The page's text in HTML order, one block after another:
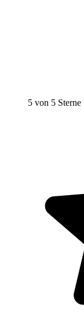
5 von 5 Sterne